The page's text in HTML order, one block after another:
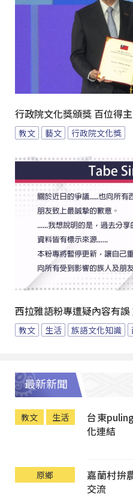
行政院文化獎頒獎 百位得
教文 藝文 行政院文化獎
西拉雅語粉專遭疑內容有誤
教文 生活 族語文化知識
最新新聞
教文 生活
台東
化連結
原鄉
嘉蘭村拚
交流